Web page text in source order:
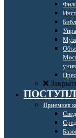
Приемная